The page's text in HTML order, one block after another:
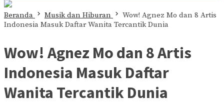
Beranda Musik dan Hiburan
Wow! Agnez Mo dan 8 Artis
Indonesia Masuk Daftar Wanita Tercantik Dunia
Wow! Agnez Mo dan 8 Artis
Indonesia Masuk Daftar
Wanita Tercantik Dunia